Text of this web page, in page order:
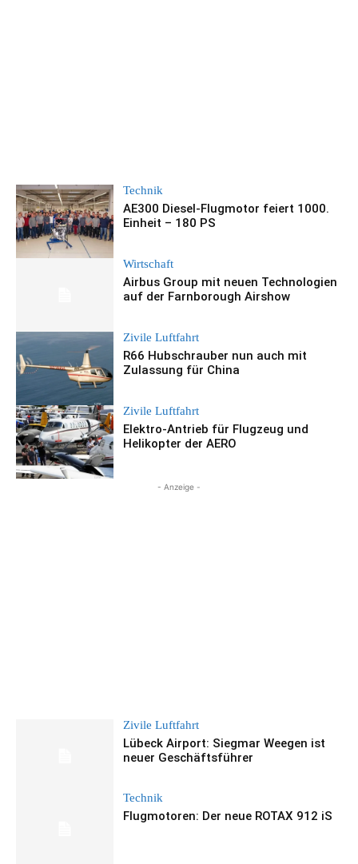
Technik
AE300 Diesel-Flugmotor feiert 1000.
Einheit – 180 PS
Wirtschaft
Airbus Group mit neuen Technologien
auf der Farnborough Airshow
Zivile Luftfahrt
R66 Hubschrauber nun auch mit
Zulassung für China
Zivile Luftfahrt
Elektro-Antrieb für Flugzeug und
Helikopter der AERO
- Anzeige -
Zivile Luftfahrt
Lübeck Airport: Siegmar Weegen ist
neuer Geschäftsführer
Technik
Flugmotoren: Der neue ROTAX 912 iS